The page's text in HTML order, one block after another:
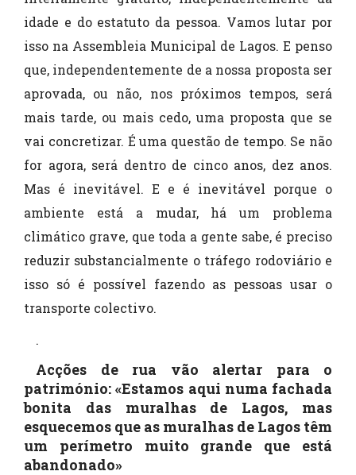
idade e do estatuto da pessoa. Vamos lutar por
isso na Assembleia Municipal de Lagos. E penso
que, independentemente de a nossa proposta ser
aprovada, ou não, nos próximos tempos, será
mais tarde, ou mais cedo, uma proposta que se
vai concretizar. É uma questão de tempo. Se não
for agora, será dentro de cinco anos, dez anos.
Mas é inevitável. E e é inevitável porque o
ambiente está a mudar, há um problema
climático grave, que toda a gente sabe, é preciso
reduzir substancialmente o tráfego rodoviário e
isso só é possível fazendo as pessoas usar o
transporte colectivo.
.
Acções de rua vão alertar para o
património: «Estamos aqui numa fachada
bonita das muralhas de Lagos, mas
esquecemos que as muralhas de Lagos têm
um perímetro muito grande que está
abandonado»